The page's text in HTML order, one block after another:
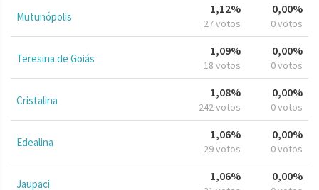
Mutunópolis
1,12%
27 votos
0,00%
0 votos
Teresina de Goiás
1,09%
18 votos
0,00%
0 votos
Cristalina
1,08%
242 votos
0,00%
0 votos
Edealina
1,06%
29 votos
0,00%
0 votos
Jaupaci
1,06% 0,00%